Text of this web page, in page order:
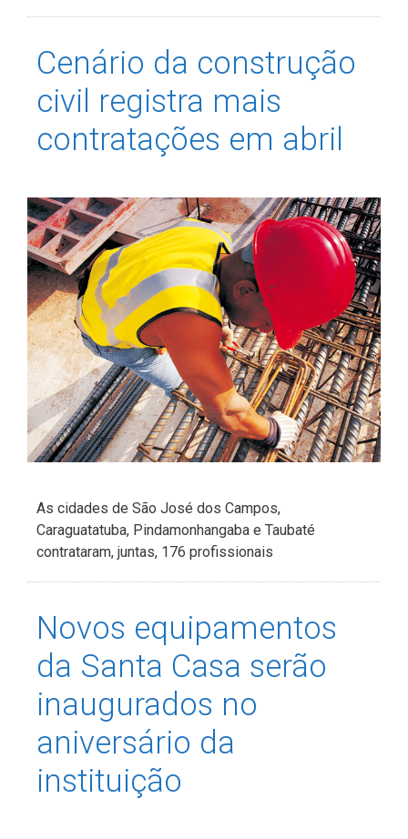
Cenário da construção
civil registra mais
contratações em abril
As cidades de São José dos Campos,
Caraguatatuba, Pindamonhangaba e Taubaté
contrataram, juntas, 176 profissionais
Novos equipamentos
da Santa Casa serão
inaugurados no
aniversário da
instituição